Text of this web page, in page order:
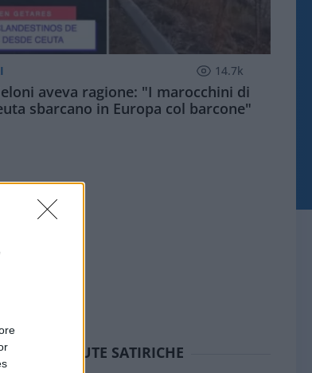
14.7k
aveva ragione: "I marocchini di
sbarcano in Europa col barcone"
SEDUTE SATIRICHE